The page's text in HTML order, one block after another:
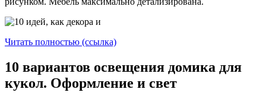
Читать полностью (ссылка)
10 вариантов освещения домика для
кукол. Оформление и свет